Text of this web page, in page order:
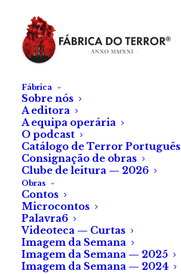
Fábrica
Sobre nós
A editora
A equipa operária
O podcast
Catálogo de Terror Português
Consignação de obras
Clube de leitura — 2026
Obras
Contos
Microcontos
Palavra6
Videoteca — Curtas
Imagem da Semana
Imagem da Semana — 2025
Imagem da Semana — 2024